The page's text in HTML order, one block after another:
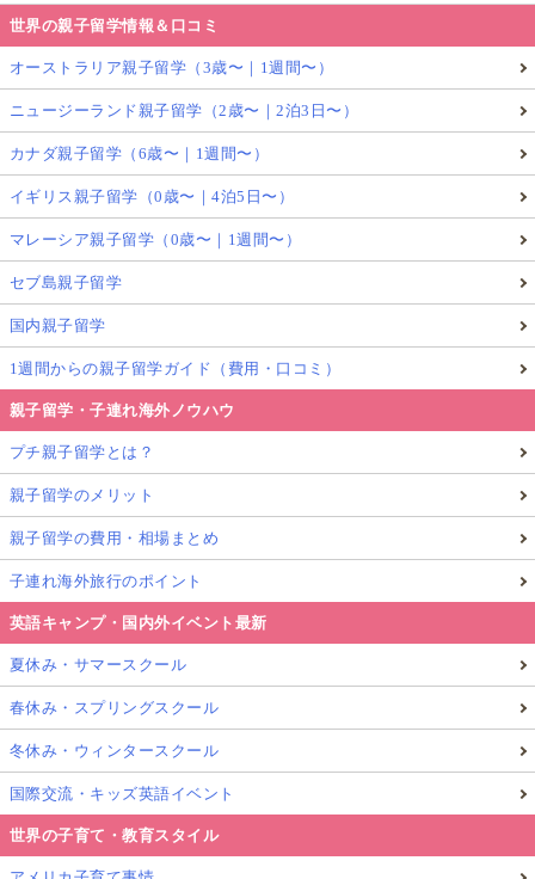
世界の親子留学情報＆口コミ
オーストラリア親子留学（3歳〜｜1週間〜）
ニュージーランド親子留学（2歳〜｜2泊3日〜）
カナダ親子留学（6歳〜｜1週間〜）
イギリス親子留学（0歳〜｜4泊5日〜）
マレーシア親子留学（0歳〜｜1週間〜）
セブ島親子留学
国内親子留学
1週間からの親子留学ガイド（費用・口コミ）
親子留学・子連れ海外ノウハウ
プチ親子留学とは？
親子留学のメリット
親子留学の費用・相場まとめ
子連れ海外旅行のポイント
英語キャンプ・国内外イベント最新
夏休み・サマースクール
春休み・スプリングスクール
冬休み・ウィンタースクール
国際交流・キッズ英語イベント
世界の子育て・教育スタイル